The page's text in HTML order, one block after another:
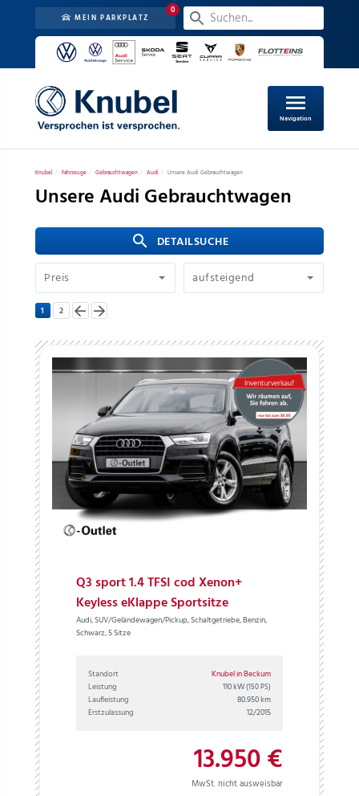
MEIN PARKPLATZ
0
menu
Navigation
Knubel Fahrzeuge Gebrauchtwagen Audi Unsere Audi Gebrauchtwagen
Unsere Audi Gebrauchtwagen
Preis aufsteigend
search DETAILSUCHE
1 2
Q3 sport 1.4 TFSI cod Xenon+
Keyless eKlappe Sportsitze
Audi, SUV/Geländewagen/Pickup, Schaltgetriebe, Benzin,
Schwarz, 5 Sitze
Standort
Knubel in Beckum
Leistung
110 kW(150 PS)
Laufleistung
80.950 km
Erstzulassung
12/2015
13.950 €
MwSt. nicht ausweisbar